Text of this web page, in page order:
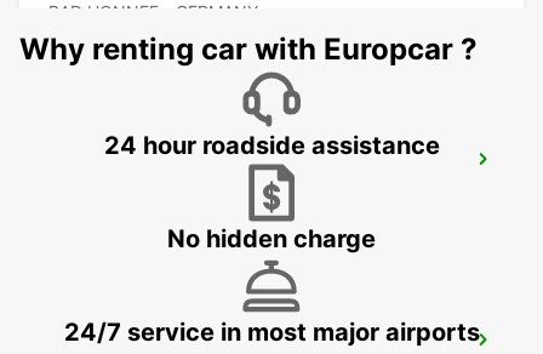
BAD HONNEF - GERMANY
BONN BAD GODESBERG
FRANKFURT HAHN AIRPORT
Why renting car with Europcar ?
24 hour roadside assistance
No hidden charge
24/7 service in most major airports